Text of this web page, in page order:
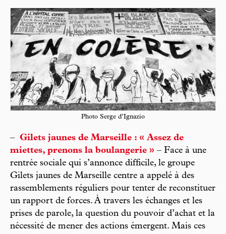
Photo Serge d’Ignazio
–
Gilets jaunes de Marseille : « Assez de
miettes, prenons la boulangerie » – Face à une
rentrée sociale qui s’annonce difficile, le groupe
Gilets jaunes de Marseille centre a appelé à des
rassemblements réguliers pour tenter de reconstituer
un rapport de forces. À travers les échanges et les
prises de parole, la question du pouvoir d’achat et la
nécessité de mener des actions émergent. Mais ces